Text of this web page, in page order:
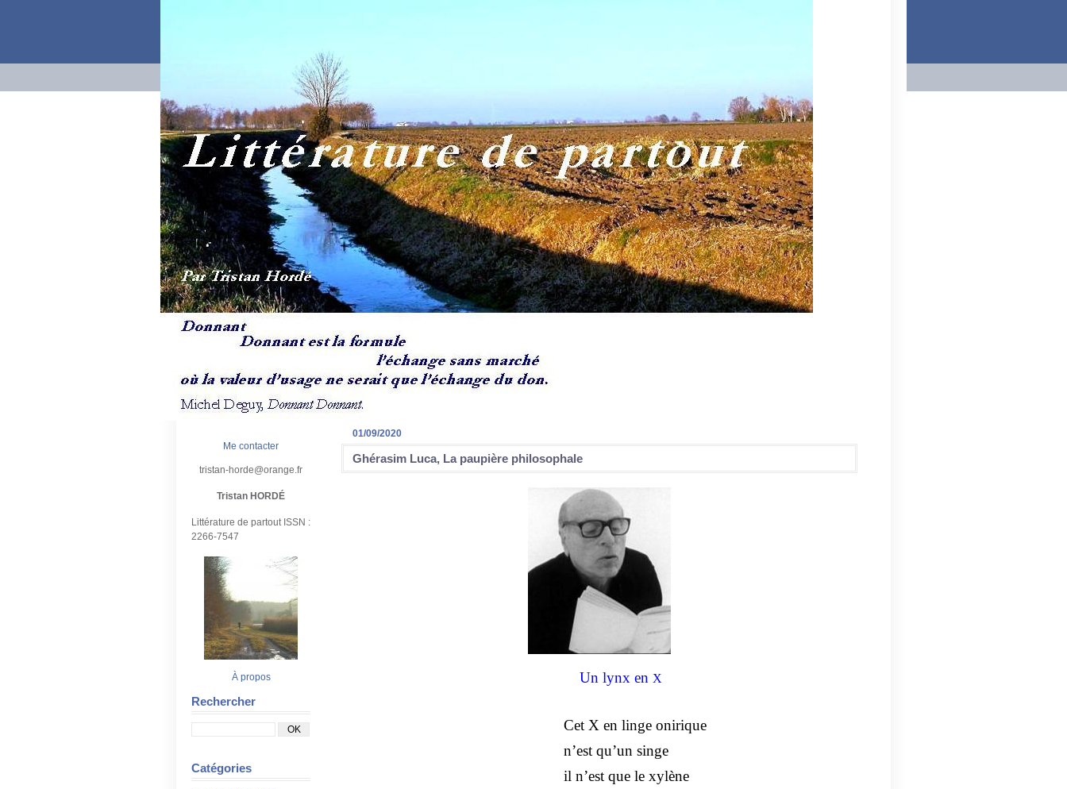
Me contacter
tristan-horde@orange.fr
Tristan HORDÉ
Littérature de partout ISSN :
2266-7547
À propos
Rechercher
Catégories
01/09/2020
Ghérasim Luca, La paupière philosophale
Un lynx en X
Cet X en linge onirique
n’est qu’un singe
il n’est que le xylène